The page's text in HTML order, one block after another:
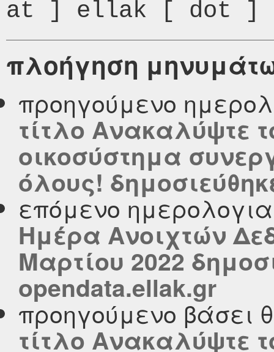
πλοήγηση
προηγούμενο
τίτλο Ανακαλύψτε
οικοσύστημα
όλους!
επόμενο
Ημέρα Ανοιχτών
Μαρτίου 2022
opendata.ellak.gr
προηγούμενο βάσει
τίτλο Ανακαλύψτε